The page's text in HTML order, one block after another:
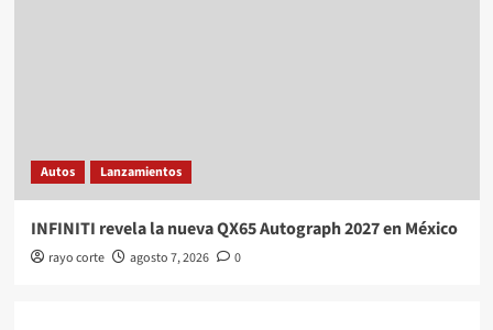
Autos Lanzamientos
INFINITI revela la nueva QX65 Autograph 2027 en México
rayo corte agosto 7, 2026 0